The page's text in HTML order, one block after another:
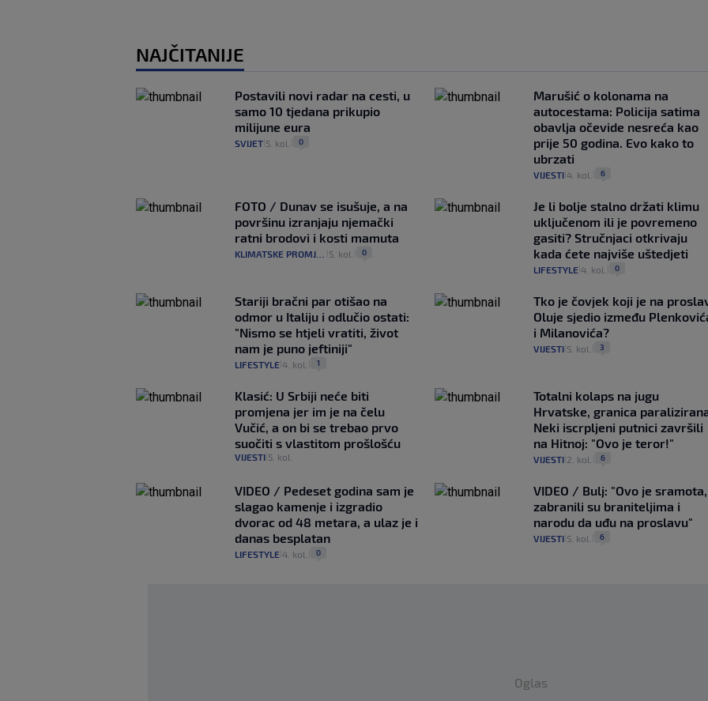
NAJČITANIJE
Postavili novi radar na cesti, u
samo 10 tjedana prikupio
milijune eura
SVIJET 5. kol. 0
Marušić o kolonama na
autocestama: Policija satima
obavlja očevide nesreća kao
prije 50 godina. Evo kako to
ubrzati
VIJESTI| 4. kol. 6
FOTO / Dunav se isušuje, a na
površinu izranjaju njemački
ratni brodovi i kosti mamuta
KLIMATSKE PROMJENE 5. kol. 0
Je li bolje stalno držati klimu
uključenom ili je povremeno
gasiti? Stručnjaci otkrivaju
kada ćete najviše uštedjeti
LIFESTYLE| 4. kol. 0
Stariji bračni par otišao na
odmor u Italiju i odlučio ostati:
"Nismo se htjeli vratiti, život
nam je puno jeftiniji"
LIFESTYLE 4. kol. 1
Tko je čovjek koji je na
Oluje sjedio između
i Milanovića?
VIJESTI| 5. kol. 3
Klasić: U Srbiji neće biti
promjena jer im je na čelu
Vučić, a on bi se trebao prvo
suočiti s vlastitom prošlošću
VIJESTI 5. kol.
Totalni kolaps na jugu
Hrvatske, granica
Neki iscrpljeni putnici završili
na Hitnoj: "Ovo je teror!"
VIJESTI| 2. kol. 6
VIDEO / Pedeset godina sam je
slagao kamenje i izgradio
dvorac od 48 metara, a ulaz je i
danas besplatan
LIFESTYLE 4. kol. 0
VIDEO / Bulj: "Ovo je sramota,
zabranili su braniteljima i
narodu da uđu na proslavu"
VIJESTI| 5. kol. 6
Oglas